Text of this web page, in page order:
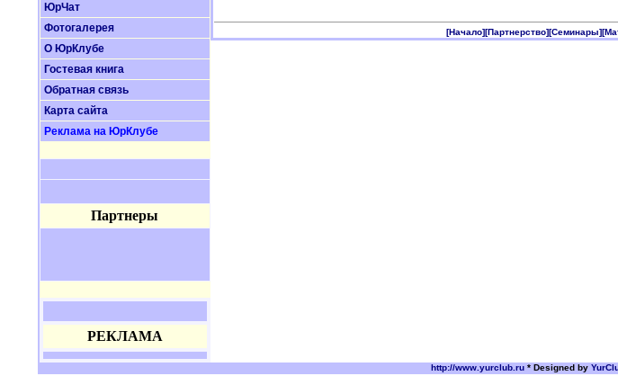
ЮрЧат
Фотогалерея
О ЮрКлубе
Гостевая книга
Обратная связь
Карта сайта
Реклама на ЮрКлубе
Партнеры
РЕКЛАМА
[Начало][Партнерство][Семинары]
http://www.yurclub.ru* Designed by